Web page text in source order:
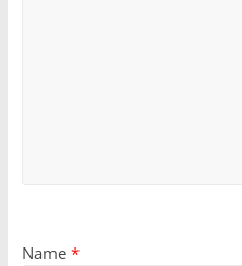
Name *